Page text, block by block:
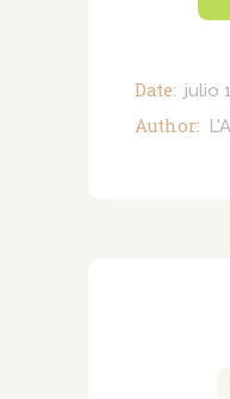
Date: julio
Author: